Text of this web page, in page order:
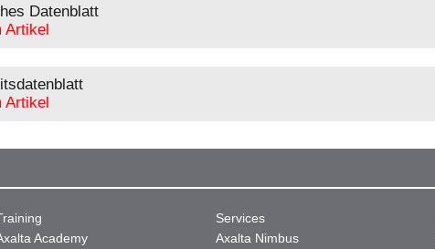
Datenblatt
Artikel
Artikel
Academy
Services
Axalta Nimbus